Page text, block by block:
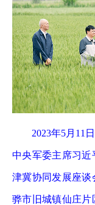
2023年5月11日
中央军委主席习
津冀协同发展座谈
骅市旧城镇仙庄